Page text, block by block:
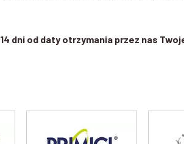
dni od daty otrzymania przez nas